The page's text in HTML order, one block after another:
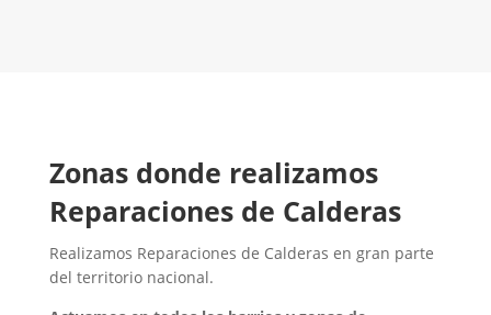
Zonas donde realizamos
Reparaciones de Calderas
Realizamos Reparaciones de Calderas en gran parte
del territorio nacional.